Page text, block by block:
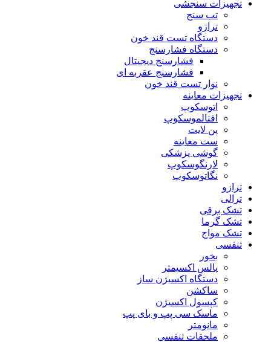
تجهیزات سنجشی
تب سنج
ترازو
دستگاه تست قند خون
دستگاه فشارسنج
فشارسنج دیجیتال
فشارسنج عقربه ای
نوار تست قند خون
تجهیزات معاینه
اتوسکوپ
افتالموسکوپ
پن لایت
ست معاینه
گوشی پزشکی
لارنگوسکوپ
نگاتوسکوپ
ترازو
ترالی
تشک برقی
تشک گرما
تشک مواج
تنفسی
بخور
پالس اکسیمتر
دستگاه اکسیژن ساز
ساکشن
کپسول اکسیژن
ماسک سی پپ و بای پپ
مانومتر
ملحقات تنفسی